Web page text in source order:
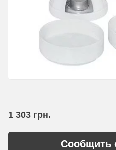
1 303 грн.
Сообщить